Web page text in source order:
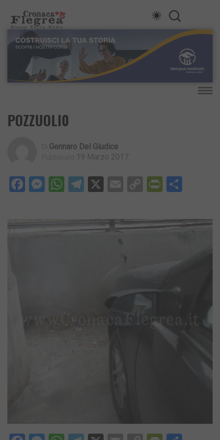
POZZUOLI0
Gennaro Del Giudice
19 Marzo 2017
Facebook
Messenger
WhatsApp
Telegram
X EmailCopy